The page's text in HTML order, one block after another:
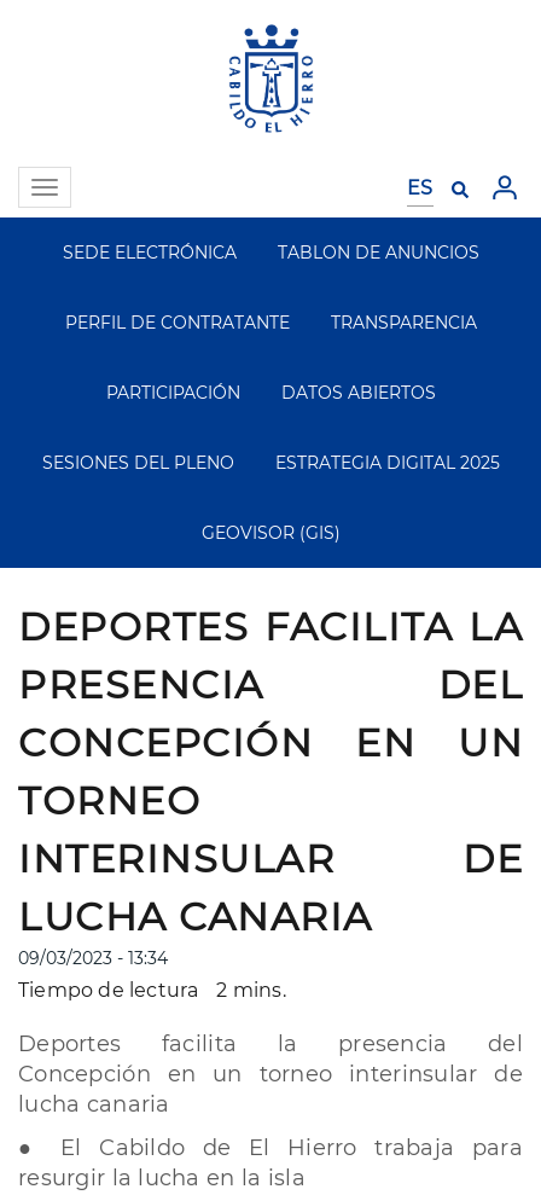
Toggle
navigation
Segundo
Menu
SEDE ELECTRÓNICA TABLON DE ANUNCIOS
PERFIL DE CONTRATANTE TRANSPARENCIA
PARTICIPACIÓN DATOS ABIERTOS
SESIONES DEL PLENO ESTRATEGIA DIGITAL 2025
GEOVISOR (GIS)
DEPORTES FACILITA LA
PRESENCIA DEL
CONCEPCIÓN EN UN
TORNEO
INTERINSULAR DE
LUCHA CANARIA
09/03/2023 - 13:34
Tiempo de lectura 2 mins.
Deportes facilita la presencia del
Concepción en un torneo interinsular de
lucha canaria
● El Cabildo de El Hierro trabaja para
resurgir la lucha en la isla